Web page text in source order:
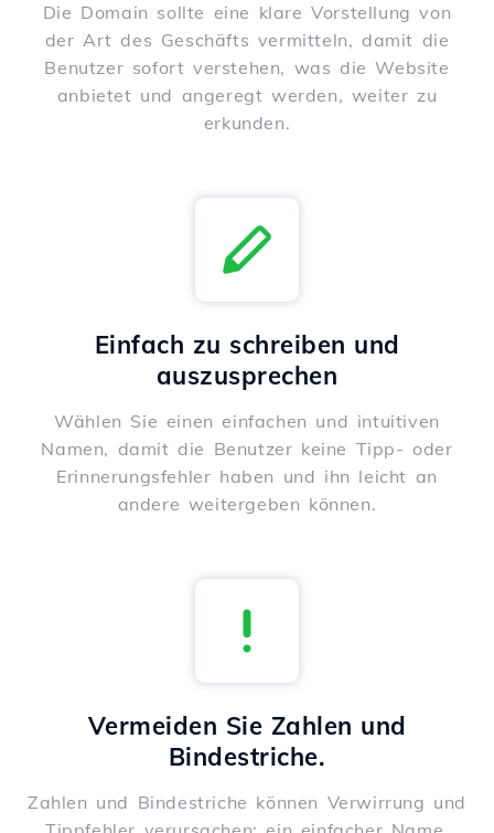
Die Domain sollte eine klare Vorstellung von
der Art des Geschäfts vermitteln, damit die
Benutzer sofort verstehen, was die Website
anbietet und angeregt werden, weiter zu
erkunden.
Einfach zu schreiben und
auszusprechen
Wählen Sie einen einfachen und intuitiven
Namen, damit die Benutzer keine Tipp- oder
Erinnerungsfehler haben und ihn leicht an
andere weitergeben können.
Vermeiden Sie Zahlen und
Bindestriche.
Zahlen und Bindestriche können Verwirrung und